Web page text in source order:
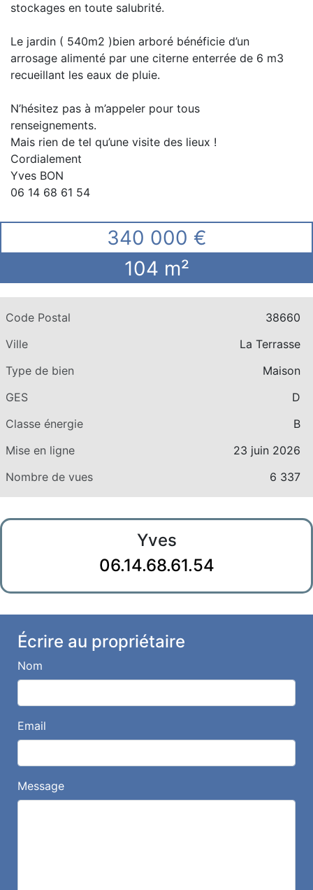
stockages en toute salubrité.
Le jardin ( 540m2 )bien arboré bénéficie d’un
arrosage alimenté par une citerne enterrée de 6 m3
recueillant les eaux de pluie.
N’hésitez pas à m’appeler pour tous
renseignements.
Mais rien de tel qu’une visite des lieux !
Cordialement
Yves BON
06 14 68 61 54
340 000 €
104 m²
Code Postal
38660
Ville
La Terrasse
Type de bien
Maison
GES
D
Classe énergie
B
Mise en ligne
23 juin 2026
Nombre de vues
6 337
Yves
06.14.68.61.54
Écrire au propriétaire
Nom
Email
Message